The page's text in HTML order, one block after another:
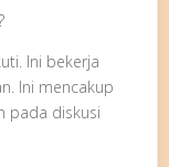
Ini bekerja
Ini mencakup
pada diskusi